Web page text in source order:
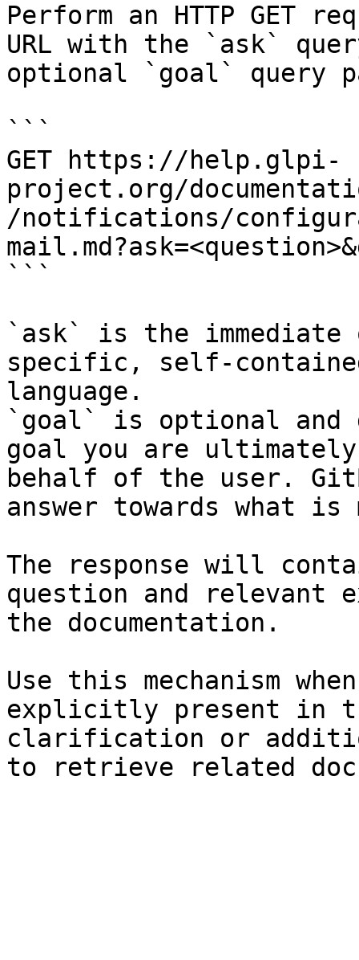
Perform an HTTP GET
URL with the `ask`
optional `goal` query
```
GET https://help.glpi-
project.org/
/notifications/
```
`ask` is the
specific, self-
language.
`goal` is optional and
goal you are
behalf of the user.
answer towards what
The response will
question and relevant
the documentation.
Use this mechanism
explicitly present in
clarification or